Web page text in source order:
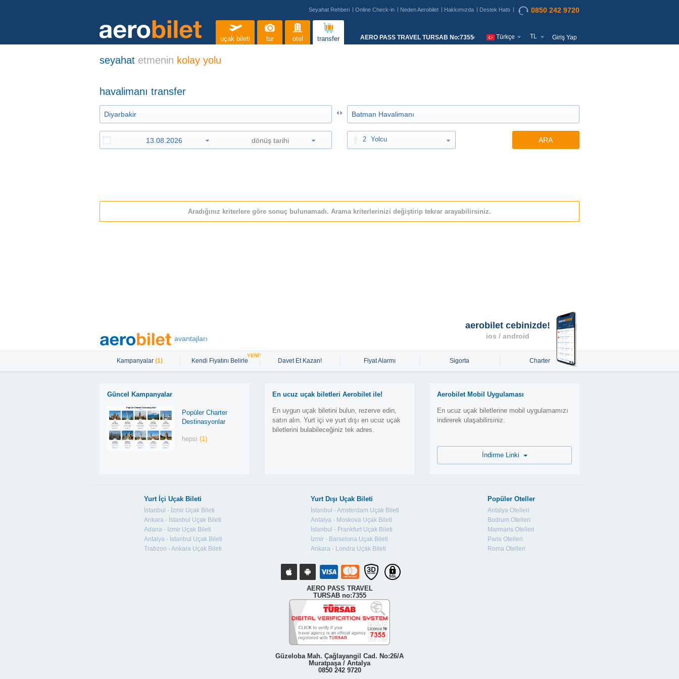
Seyahat Rehberi Online Check-in Neden Aerobilet Hakkımızda Destek Hattı 0850 242 9720
uçak bileti tur otel transfer AERO PASS TRAVEL TURSAB No:7355 Türkçe TL Giriş Yap
seyahat etmenin kolay yolu
havalimanı transfer
2 Yolcu ARA
Aradığınız kriterlere göre sonuç bulunamadı. Arama kriterlerinizi değiştirip tekrar arayabilirsiniz.
avantajları
Kampanyalar (1) Kendi Fiyatını Belirle
YENİ!
Davet Et Kazan! Fiyat Alarmı Sigorta Charter
Güncel Kampanyalar
Popüler Charter
Destinasyonlar
hepsi(1)
En ucuz uçak biletleri Aerobilet ile!
En uygun uçak biletini bulun, rezerve edin,
satın alın. Yurt içi ve yurt dışı en ucuz uçak
biletlerini bulabileceğiniz tek adres.
aerobilet cebinizde!
ios / android
Aerobilet Mobil Uygulaması
En ucuz uçak biletlerine mobil uygulamamızı
indirerek ulaşabilirsiniz.
Yurt İçi Uçak Bileti
İstanbul - İzmir Uçak Bileti
Ankara - İstanbul Uçak Bileti
Adana - İzmir Uçak Bileti
Antalya - İstanbul Uçak Bileti
Trabzon - Ankara Uçak Bileti
Yurt Dışı Uçak Bileti
İstanbul - Amsterdam Uçak Bileti
Antalya - Moskova Uçak Bileti
İstanbul - Frankfurt Uçak Bileti
İzmir - Barselona Uçak Bileti
Ankara - Londra Uçak Bileti
Popüler Oteller
Antalya Otelleri
Bodrum Otelleri
Marmaris Otelleri
Paris Otelleri
Roma Otelleri
AERO PASS TRAVEL
TURSAB no:7355
Güzeloba Mah. Çağlayangil Cad. No:26/A
Muratpaşa / Antalya
0850 242 9720